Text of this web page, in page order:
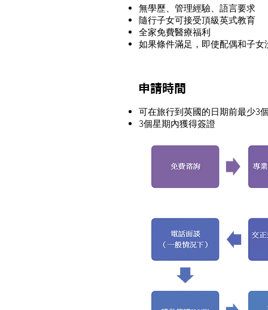
無學歷、管理經驗、語言要求
隨行子女可接受頂級英式教育
全家免費醫療福利​
如果條件滿足，即使配偶和子
申請時間
可在旅行到英國的日期前最少3
3個星期內獲得簽證